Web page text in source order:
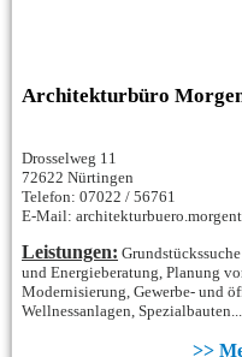
Architekturbüro
Drosselweg 11
72622 Nürtingen
Telefon: 07022 / 56761
E-Mail:
Leistungen:
und Energieberatung, Planung
Modernisierung, Gewerbe- und
Wellnessanlagen, Spezialbauten...
>>